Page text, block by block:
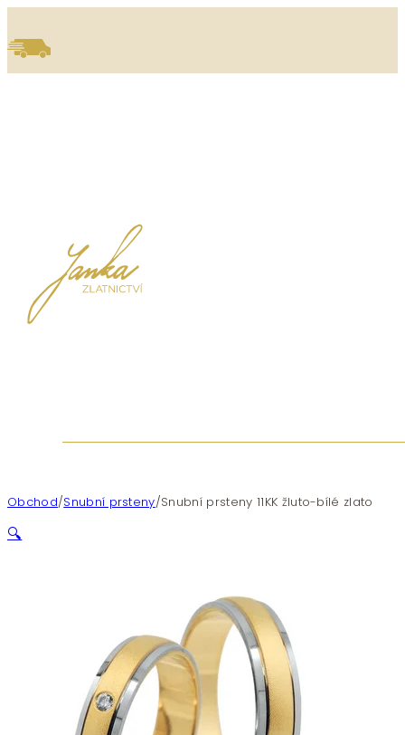
Obchod/Snubní prsteny/Snubní prsteny 11KK žluto-bílé zlato
🔍